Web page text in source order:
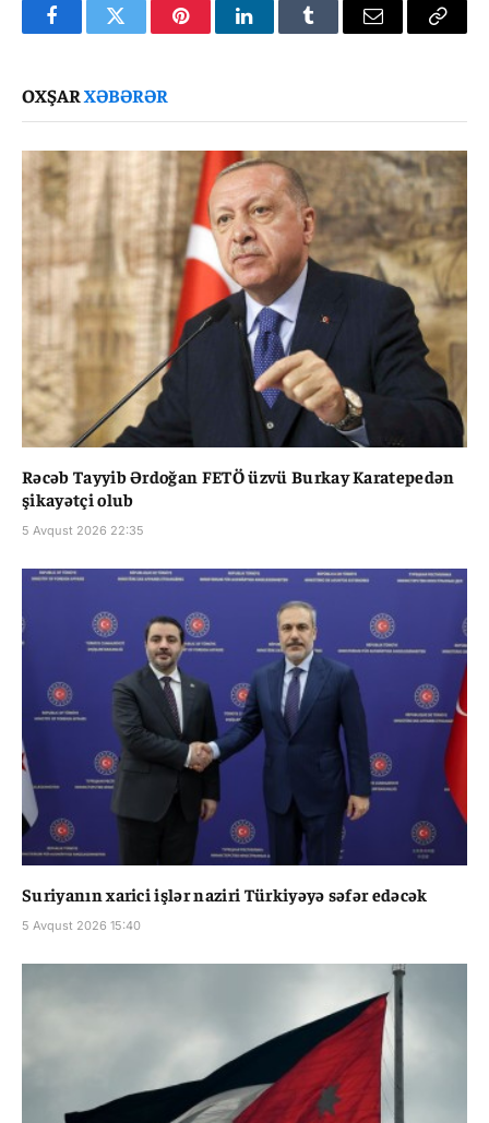
FacebookTwitter PinterestLinkedInTumblr Email
Copy
OXŞARXƏBƏRƏR
Rəcəb Tayyib Ərdoğan FETÖ üzvü Burkay Karatepedən
şikayətçi olub
5 Avqust 2026 22:35
Suriyanın xarici işlər naziri Türkiyəyə səfər edəcək
5 Avqust 2026 15:40